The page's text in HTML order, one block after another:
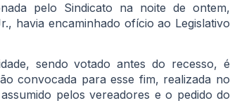
pelo Sindicato na noite de ontem,
havia encaminhado ofício ao Legislativo
sendo votado antes do recesso, é
convocada para esse fim, realizada no
pelos vereadores e o pedido do